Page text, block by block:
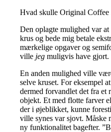
Hvad skulle Original Coffee
Den oplagte mulighed var
krus og bede mig betale
mærkelige opgaver og
ville jeg muligvis have gjort.
En anden mulighed ville
selve kruset. For eksempel
dermed forvandlet det fra
objekt. Et med flotte farver
der i øjeblikket, kunne
ville synes var sjovt. Måske
ny funktionalitet bagefter.